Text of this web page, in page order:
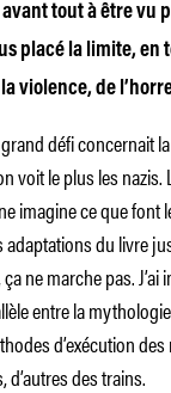
tout à être vu
placé la limite, en
violence, de
défi concernait
voit le plus les
imagine ce que font
du livre
ne marche pas. J’ai
entre la
d’exécution
des trains.